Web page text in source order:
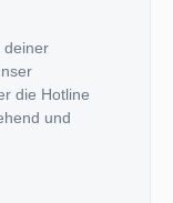
deiner
die Hotline
und